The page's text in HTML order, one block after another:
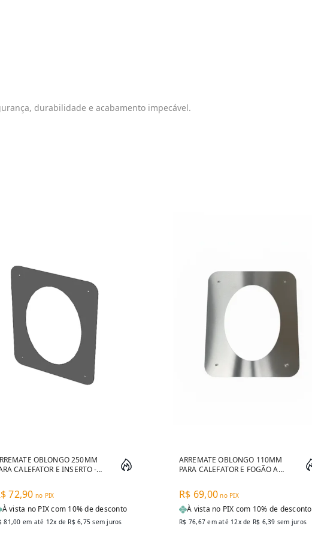
durabilidade e acabamento impecável.
OBLONGO 250MM
CALEFATOR E INSERTO -
72,90 no PIX
À vista no PIX com 10% de desconto
81,00 em até 12x de R$ 6,75 sem juros
ARREMATE OBLONGO 110MM
PARA CALEFATOR E FOGÃO A
R$ 69,00 no PIX
À vista no PIX com 10% de desconto
R$ 76,67 em até 12x de R$ 6,39 sem juros